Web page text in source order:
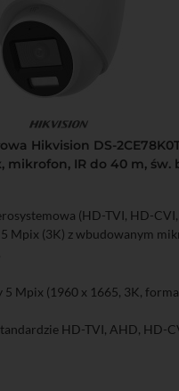
Hikvision DS-
mikrofon, IR do 40 m, św.
(HD-TVI, HD-
Mpix (3K) z wbudowanym
5 Mpix (1960 x 1665, 3K,
HD-TVI, AHD, HD-